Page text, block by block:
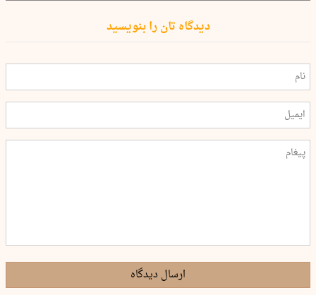
دیدگاه تان را بنویسید
ارسال دیدگاه